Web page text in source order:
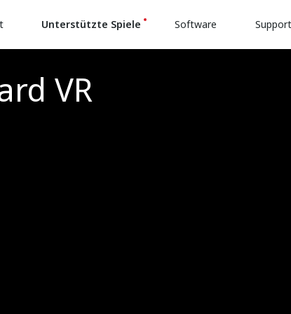
Unterstützte Spiele Software Support
VR